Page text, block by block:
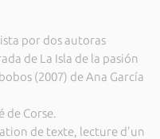
por dos autoras
de La Isla de la pasión
(2007) de Ana García
de Corse.
de texte, lecture d'un